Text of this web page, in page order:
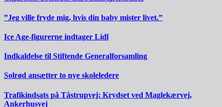
”Jeg ville fryde mig, hvis din baby mister livet.”
Ice Age-figurerne indtager Lidl
Indkaldelse til Stiftende Generalforsamling
Solrød ansætter to nye skoleledere
Trafikindsats på Tåstrupvej: Krydset ved Maglekærvej,
Ankerhusvej